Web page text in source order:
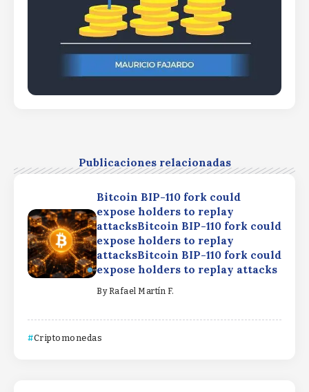
Publicaciones relacionadas
Bitcoin BIP-110 fork could
expose holders to replay
attacksBitcoin BIP-110 fork could
expose holders to replay
attacksBitcoin BIP-110 fork could
expose holders to replay attacks
By Rafael Martín F.
Criptomonedas